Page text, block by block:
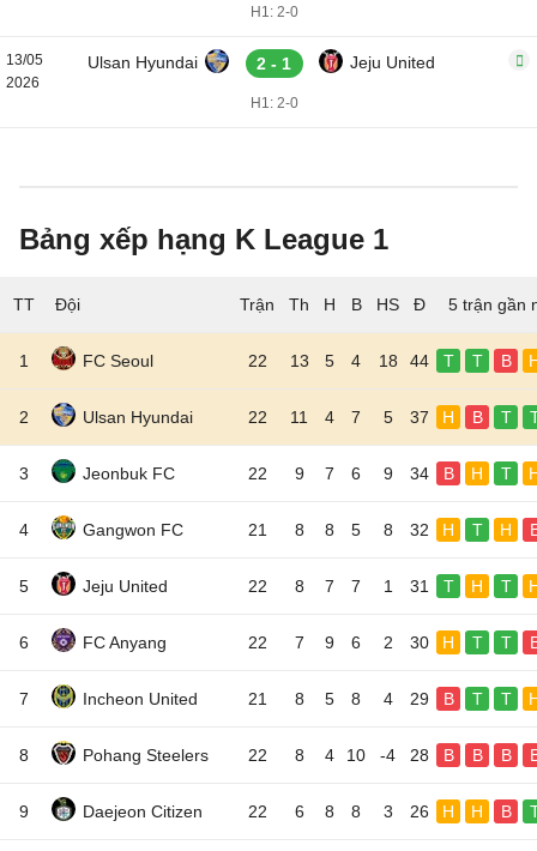
H1: 2-0
13/05
2026
Ulsan Hyundai 2 - 1 Jeju United
H1: 2-0
Bảng xếp hạng K League 1
TT Đội 5 trận gần
1 FC Seoul 22 13 5 4 18 44 T T B
2 Ulsan Hyundai 22 11 4 7 5 37 H B T
3 Jeonbuk FC 22 9 7 6 9 34 B H T
4 Gangwon FC 21 8 8 5 8 32 H T H
5 Jeju United 22 8 7 7 1 31 T H T
6 FC Anyang 22 7 9 6 2 30 H T T
7 Incheon United 21 8 5 8 4 29 B T T
8 Pohang Steelers 22 8 4 10 -4 28 B B B
9 Daejeon Citizen 22 6 8 8 3 26 H H B